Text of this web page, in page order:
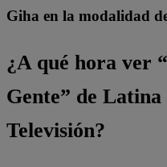
Giha en la modalidad de
¿A qué hora ver
Gente” de Latina
Televisión?